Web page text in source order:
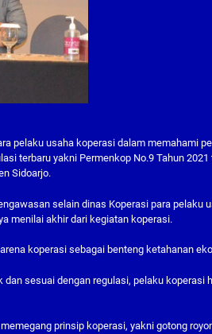
pelaku usaha koperasi dalam memahami
terbaru yakni Permenkop No.9 Tahun
Sidoarjo.
selain dinas Koperasi para pelaku
menilai akhir dari kegiatan koperasi.
koperasi sebagai benteng ketahanan
sesuai dengan regulasi, pelaku koperasi
prinsip koperasi, yakni gotong